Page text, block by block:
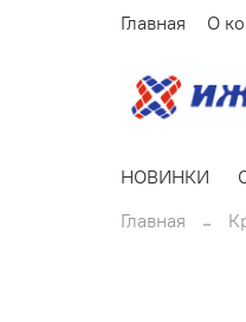
Главная О
НОВИНКИ
Главная